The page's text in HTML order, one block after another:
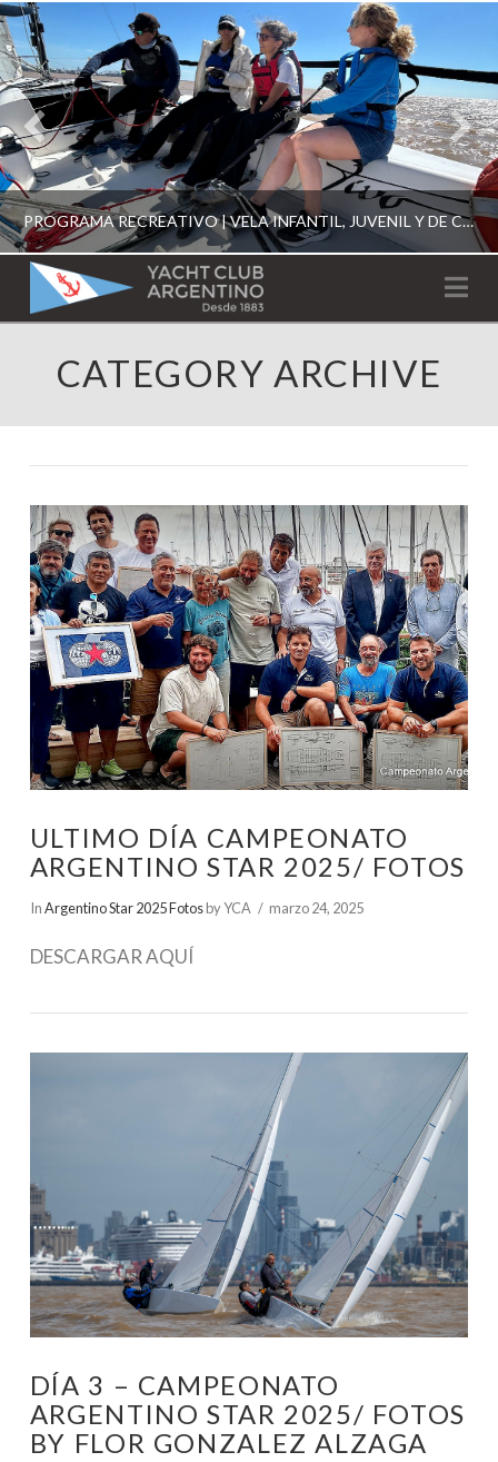
PROGRAMA RECREATIVO | VELA INFANTIL, JUVENIL Y DE CRUCERO 2026
ESCUELA RECREATIVA 2026
YACHT
CLUB
ARGENTINO
CATEGORY ARCHIVE
VIEW POST
ULTIMO DÍA CAMPEONATO
ARGENTINO STAR 2025/ FOTOS
InArgentino Star 2025 Fotosby YCA marzo 24, 2025
DESCARGAR AQUÍ
DÍA 3 – CAMPEONATO
ARGENTINO STAR 2025/ FOTOS
BY FLOR GONZALEZ ALZAGA